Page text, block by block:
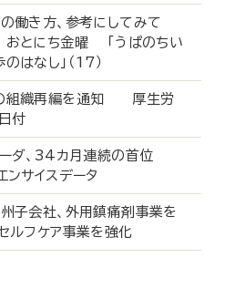
の働き方、参考にしてみて
にち金曜 「うぱのちい
はなし」（17）
組織再編を通知 厚生労
付
ーダ、34カ月連続の首位
ンサイスデータ
州子会社、外用鎮痛剤事業を
フケア事業を強化